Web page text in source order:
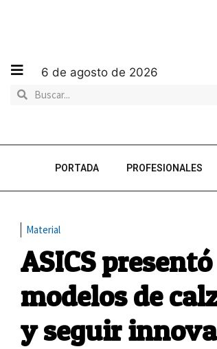
6 de agosto de 2026
PORTADA PROFESIONALES
Material
ASICS
modelos de
y seguir